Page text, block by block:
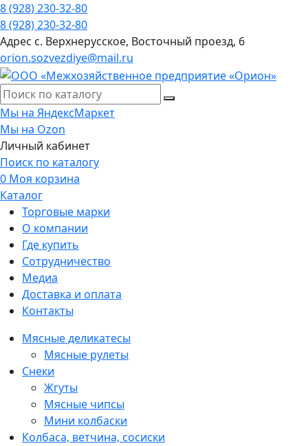
8 (928) 230-32-80
8 (928) 230-32-80
Адрес с. Верхнерусское, Восточный проезд, 6
orion.sozvezdiye@mail.ru
Мы на ЯндексМаркет
Мы на Ozon
Личный кабинет
Поиск по каталогу
0 Моя корзина
Каталог
Торговые марки
О компании
Где купить
Сотрудничество
Медиа
Доставка и оплата
Контакты
Мясные деликатесы
Мясные рулеты
Снеки
Жгуты
Мясные чипсы
Мини колбаски
Колбаса, ветчина, сосиски